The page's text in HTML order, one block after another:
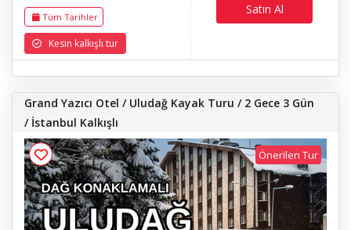
Tüm Tarihler
Kesin kalkışlı tur
Satın Al
Grand Yazıcı Otel / Uludağ Kayak Turu / 2 Gece 3 Gün
/ İstanbul Kalkışlı
Önerilen Tur